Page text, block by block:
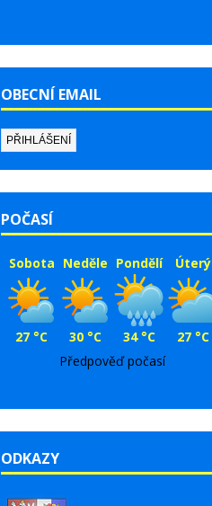
OBECNÍ EMAIL
POČASÍ
Sobota
27 °C
Neděle
30 °C
Pondělí
34 °C
Úterý
27 °C
Předpověď počasí
ODKAZY